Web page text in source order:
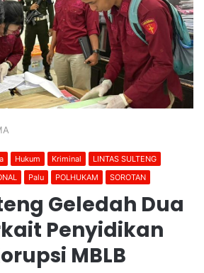
Hukum Kriminal
LINTAS SULTENG
Palu POLHUKAM SOROTAN
Geledah Dua
Penyidikan
MBLB